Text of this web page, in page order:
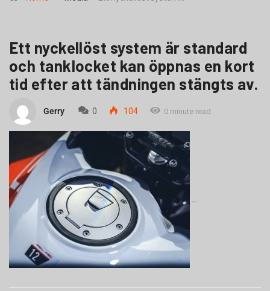
Ett nyckellöst system är standard
och tanklocket kan öppnas en kort
tid efter att tändningen stängts av.
Gerry 0 104 0 minute read